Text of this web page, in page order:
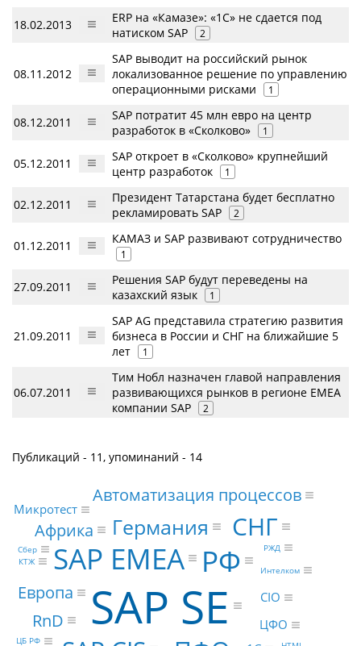
18.02.2013
ERP на «Камазе»: «1С» не сдается под
натиском SAP
2
08.11.2012
SAP выводит на российский рынок
локализованное решение по управлению
операционными рисками
1
08.12.2011
SAP потратит 45 млн евро на центр
разработок в «Сколково»
1
05.12.2011
SAP откроет в «Сколково» крупнейший
центр разработок
1
02.12.2011
Президент Татарстана будет бесплатно
рекламировать SAP
2
01.12.2011 КАМАЗ и SAP развивают сотрудничество
1
27.09.2011
Решения SAP будут переведены на
казахский язык
1
21.09.2011
SAP AG представила стратегию развития
бизнеса в России и СНГ на ближайшие 5
лет
1
06.07.2011
Тим Нобл назначен главой направления
развивающихся рынков в регионе EMEA
компании SAP
2
Публикаций - 11, упоминаний - 14
SAP SE
РФ
SAP EMEA
СНГ
Германия
Автоматизация процессов
Европа
Африка
RnD
Микротест
ЦФО
CIO
Интелком
РЖД
Сбер
КТЖ
ЦБ РФ